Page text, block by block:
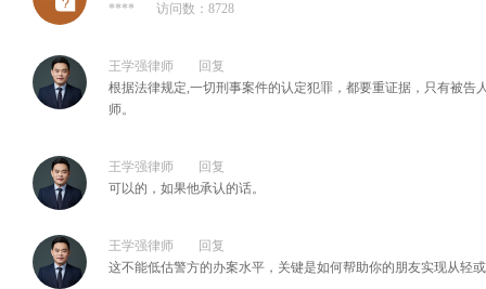
**** 访问数：8728
王学强律师
回复
根据法律规定,一切刑事案件的认定犯罪，都要重证据，只有被
师。
王学强律师
回复
可以的，如果他承认的话。
王学强律师
回复
这不能低估警方的办案水平，关键是如何帮助你的朋友实现从轻